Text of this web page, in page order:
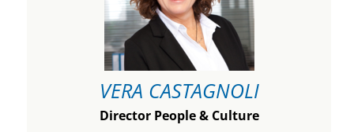
VERA CASTAGNOLI
Director People & Culture